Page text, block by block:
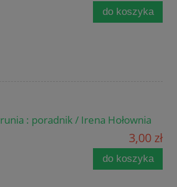
do koszyka
: poradnik / Irena Hołownia
3,00 zł
do koszyka